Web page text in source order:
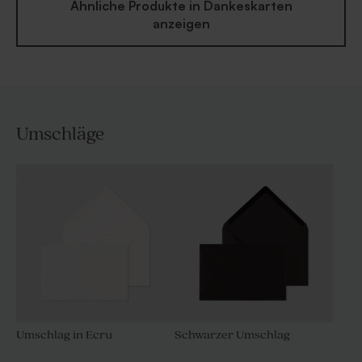
Ähnliche Produkte in Dankeskarten
anzeigen
Umschläge
Umschlag in Ecru Schwarzer Umschlag